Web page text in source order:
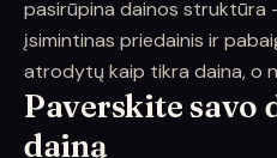
pasirūpina dainos struktūra
įsimintinas priedainis ir
atrodytų kaip tikra daina, o
Paverskite savo
dainą